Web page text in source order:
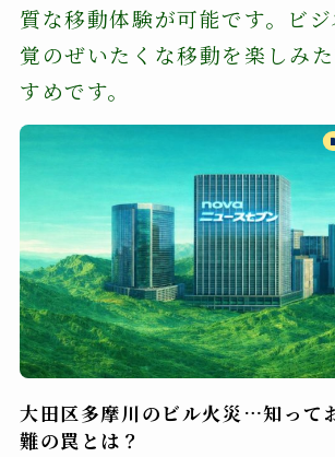
質な移動体験が可能です。ビ
覚のぜいたくな移動を楽しみ
すめです。
大田区多摩川のビル火災…知って
難の罠とは？